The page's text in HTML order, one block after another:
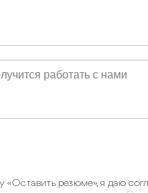
«Оставить резюме», я даю